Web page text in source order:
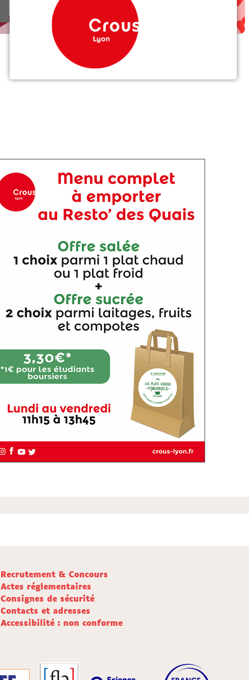
Recrutement & Concours
Actes réglementaires
Consignes de sécurité
Contacts et adresses
Accessibilité : non conforme